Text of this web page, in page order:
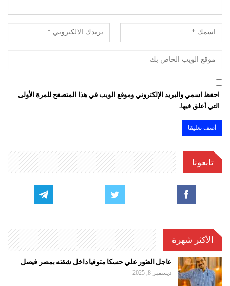
احفظ اسمي والبريد الإلكتروني وموقع الويب في هذا المتصفح للمرة الأولى
التي أعلق فيها.
تابعونا
الأكثر شهرة
عاجل العثور علي حسكا متوفيا داخل شقته بمصر فيصل
ديسمبر 8, 2025